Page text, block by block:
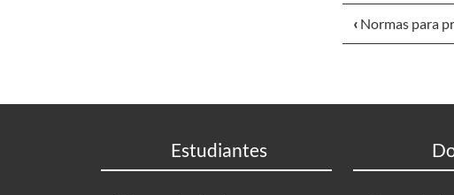
‹ Normas para
Estudiantes